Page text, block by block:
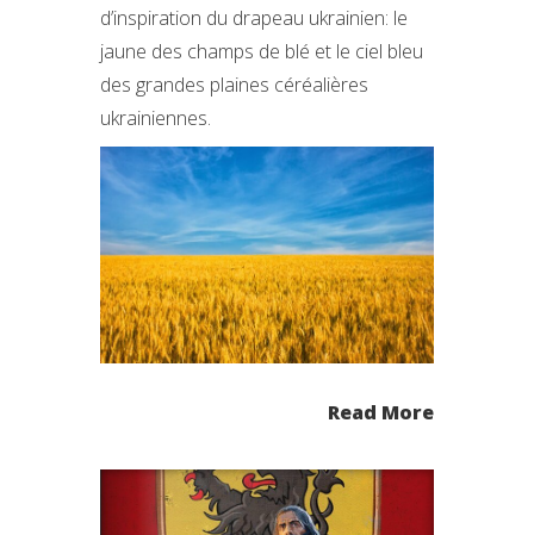
d’inspiration du drapeau ukrainien: le
jaune des champs de blé et le ciel bleu
des grandes plaines céréalières
ukrainiennes.
Read More